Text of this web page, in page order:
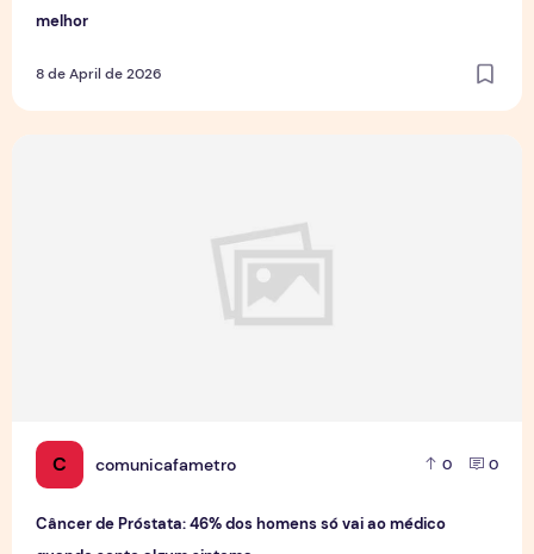
melhor
8 de April de 2026
C comunicafametro 0 0
Câncer de Próstata: 46% dos homens só vai ao médico